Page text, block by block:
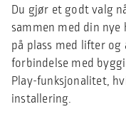
Du gjør et godt valg
sammen med din
på plass med lifter
forbindelse med
Play-funksjonalitet,
installering.